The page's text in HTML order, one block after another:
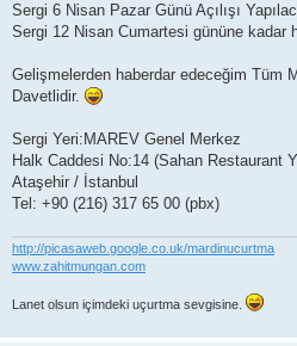
Sergi 6 Nisan Pazar Günü Açılışı
Sergi 12 Nisan Cumartesi gününe kadar
Gelişmelerden haberdar edeceğim Tüm
Davetlidir.
Sergi Yeri:MAREV Genel Merkez
Halk Caddesi No:14 (Sahan Restaurant
Ataşehir / İstanbul
Tel: +90 (216) 317 65 00 (pbx)
http://picasaweb.google.co.uk/mardinucurtma
www.zahitmungan.com
Lanet olsun içimdeki uçurtma sevgisine.